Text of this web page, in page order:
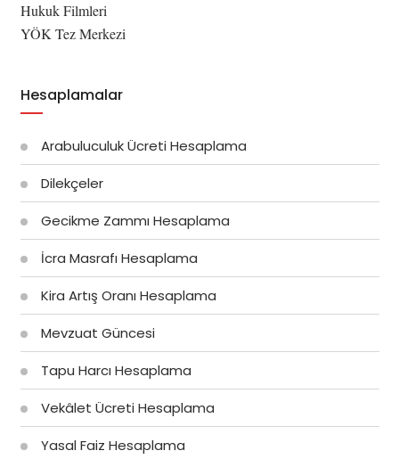
Hukuk Filmleri
YÖK Tez Merkezi
Hesaplamalar
Arabuluculuk Ücreti Hesaplama
Dilekçeler
Gecikme Zammı Hesaplama
İcra Masrafı Hesaplama
Kira Artış Oranı Hesaplama
Mevzuat Güncesi
Tapu Harcı Hesaplama
Vekâlet Ücreti Hesaplama
Yasal Faiz Hesaplama